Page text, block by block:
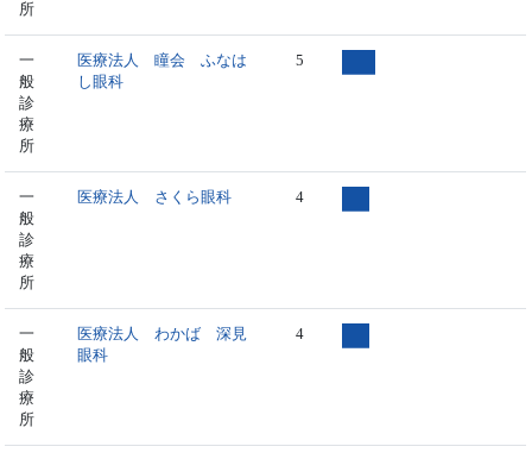
所
一
般
診
療
所
医療法人 瞳会 ふなは
し眼科
5
一
般
診
療
所
医療法人 さくら眼科 4
一
般
診
療
所
医療法人 わかば 深見
眼科
4